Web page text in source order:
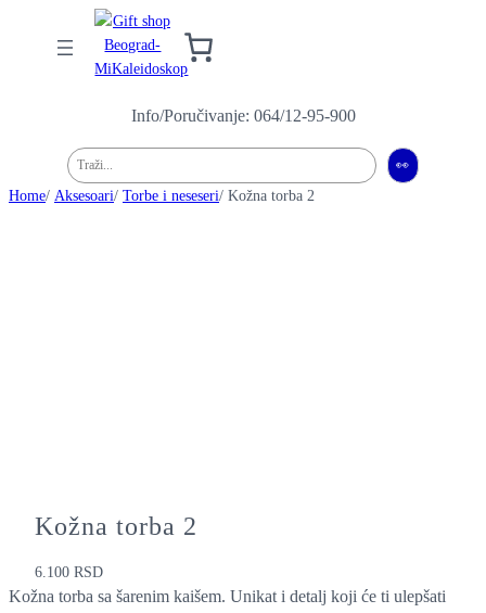
Info/Poručivanje: 064/12-95-900
Pretraga 👀
Home/ Aksesoari/ Torbe i neseseri/ Kožna torba 2
Kožna torba 2
6.100RSD
Kožna torba sa šarenim kaišem. Unikat i detalj koji će ti ulepšati